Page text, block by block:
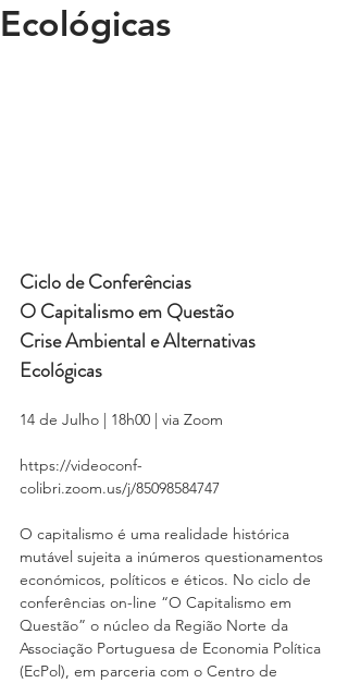
Ecológicas
Ciclo de Conferências
O Capitalismo em Questão
Crise Ambiental e Alternativas
Ecológicas
14 de Julho | 18h00 | via Zoom
https://videoconf-
colibri.zoom.us/j/85098584747
O capitalismo é uma realidade histórica
mutável sujeita a inúmeros questionamentos
económicos, políticos e éticos. No ciclo de
conferências on-line “O Capitalismo em
Questão” o núcleo da Região Norte da
Associação Portuguesa de Economia Política
(EcPol), em parceria com o Centro de